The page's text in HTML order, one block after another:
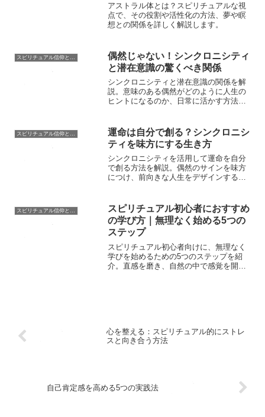
アストラル体とは？スピリチュアルな視
点で、その役割や活性化の方法、夢や瞑
想との関係を詳しく解説します。
偶然じゃない！シンクロニシティ
と潜在意識の驚くべき関係
シンクロニシティと潜在意識の関係を解
説。意味のある偶然がどのように人生の
ヒントになるのか、日常に活かす方法を
スピリチュアル信仰と霊的探究
運命は自分で創る？シンクロニシ
ティを味方にする生き方
シンクロニシティを活用して運命を自分
で創る方法を解説。偶然のサインを味方
につけ、前向きな人生をデザインするヒ
スピリチュアル初心者におすすめ
の学び方｜無理なく始める5つの
ステップ
スピリチュアル初心者向けに、無理なく
学びを始めるための5つのステップを紹
介。直感を磨き、自然の中で感覚を開き
心を整える：スピリチュアル的にストレ
スと向き合う方法
自己肯定感を高める5つの実践法